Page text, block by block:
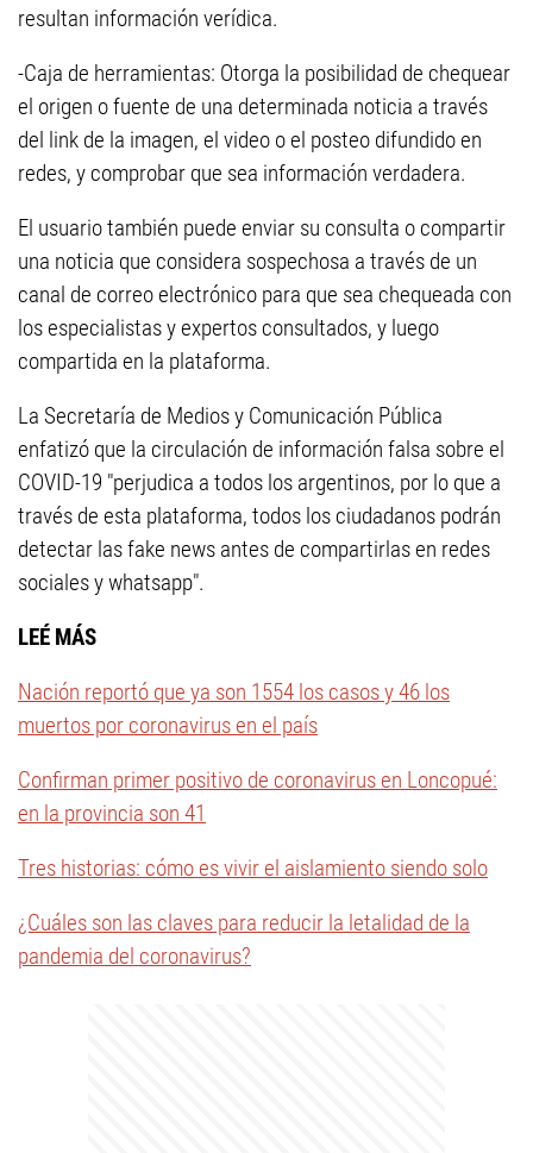
resultan información verídica.
-Caja de herramientas: Otorga la posibilidad de chequear
el origen o fuente de una determinada noticia a través
del link de la imagen, el video o el posteo difundido en
redes, y comprobar que sea información verdadera.
El usuario también puede enviar su consulta o compartir
una noticia que considera sospechosa a través de un
canal de correo electrónico para que sea chequeada con
los especialistas y expertos consultados, y luego
compartida en la plataforma.
La Secretaría de Medios y Comunicación Pública
enfatizó que la circulación de información falsa sobre el
COVID-19 "perjudica a todos los argentinos, por lo que a
través de esta plataforma, todos los ciudadanos podrán
detectar las fake news antes de compartirlas en redes
sociales y whatsapp".
LEÉ MÁS
Nación reportó que ya son 1554 los casos y 46 los
muertos por coronavirus en el país
Confirman primer positivo de coronavirus en Loncopué:
en la provincia son 41
Tres historias: cómo es vivir el aislamiento siendo solo
¿Cuáles son las claves para reducir la letalidad de la
pandemia del coronavirus?